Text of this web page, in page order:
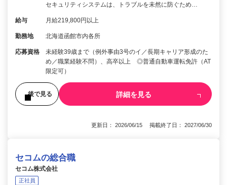
セキュリティシステムは、トラブルを未然に防ぐため…
給与 月給219,800円以上
勤務地 北海道函館市内各所
応募資格
未経験39歳まで（例外事由3号のイ／長期キャリア形成のた
め／職業経験不問）、高卒以上 ◎普通自動車運転免許（AT
限定可）
後で見る 詳細を見る
更新日： 2026/06/15 掲載終了日： 2027/06/30
セコムの総合職
セコム株式会社
正社員